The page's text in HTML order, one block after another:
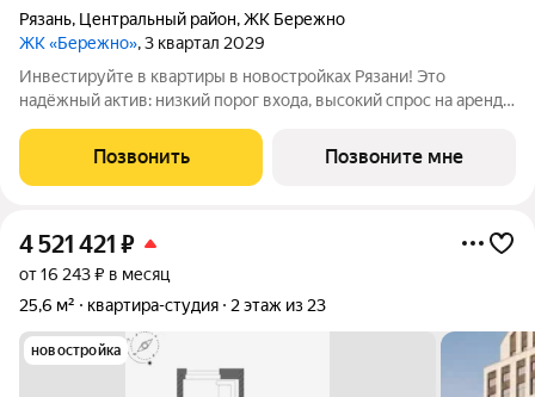
Рязань, Центральный район,ЖК Бережно
ЖК «Бережно», 3 квартал 2029
Инвестируйте в квартиры в новостройках Рязани! Это
надёжный актив: низкий порог входа, высокий спрос на аренду
Жилой квартал «Бережно» это проект класса Бизнес,
созданный с уважением к городу и
Позвонить Позвоните мне
4 521 421 ₽
от 16 243 ₽ в месяц
25,6 м²
квартира-студия 2 этаж из 23
новостройка